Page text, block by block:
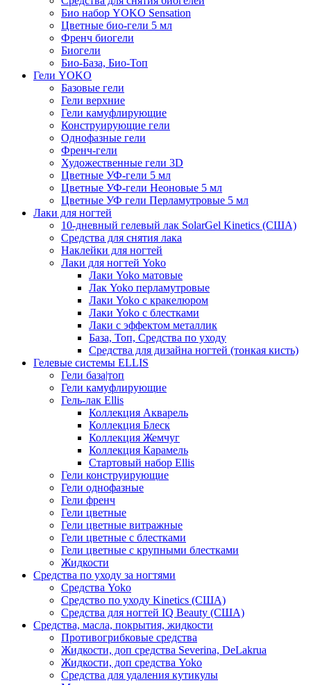
Био набор YOKO Sensation
Цветные био-гели 5 мл
Френч биогели
Биогели
Био-База, Био-Топ
Гели YOKO
Базовые гели
Гели верхние
Гели камуфлирующие
Конструирующие гели
Однофазные гели
Френч-гели
Художественные гели 3D
Цветные УФ-гели 5 мл
Цветные УФ-гели Неоновые 5 мл
Цветные УФ гели Перламутровые 5 мл
Лаки для ногтей
10-дневный гелевый лак SolarGel Kinetics (США)
Средства для снятия лака
Наклейки для ногтей
Лаки для ногтей Yoko
Лаки Yoko матовые
Лак Yoko перламутровые
Лаки Yoko с кракелюром
Лаки Yoko с блестками
Лаки с эффектом металлик
База, Топ, Средства по уходу
Средства для дизайна ногтей (тонкая кисть)
Гелевые системы ELLIS
Гели база|топ
Гели камуфлирующие
Гель-лак Ellis
Коллекция Акварель
Коллекция Блеск
Коллекция Жемчуг
Коллекция Карамель
Стартовый набор Ellis
Гели конструирующие
Гели однофазные
Гели френч
Гели цветные
Гели цветные витражные
Гели цветные с блестками
Гели цветные с крупными блестками
Жидкости
Средства по уходу за ногтями
Средства Yoko
Средство по уходу Kinetics (США)
Средства для ногтей IQ Beauty (США)
Средства, масла, покрытия, жидкости
Противогрибковые средства
Жидкости, доп средства Severina, DeLakrua
Жидкости, доп средства Yoko
Средства для удаления кутикулы